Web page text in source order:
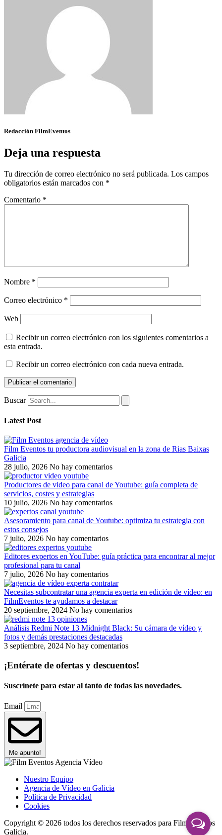
Redacción FilmEventos
Deja una respuesta
Tu dirección de correo electrónico no será publicada. Los campos
obligatorios están marcados con *
Comentario *
Nombre *
Correo electrónico *
Web
Recibir un correo electrónico con los siguientes comentarios a
esta entrada.
Recibir un correo electrónico con cada nueva entrada.
Buscar
Latest Post
Film Eventos tu productora audiovisual en la zona de Rias Baixas
Galicia
28 julio, 2026 No hay comentarios
Productores de video para canal de Youtube: guía completa de
servicios, costes y estrategias
10 julio, 2026 No hay comentarios
Asesoramiento para canal de Youtube: optimiza tu estrategia con
estos consejos
7 julio, 2026 No hay comentarios
Editores expertos en YouTube: guía práctica para encontrar al mejor
profesional para tu canal
7 julio, 2026 No hay comentarios
Necesitas subcontratar una agencia experta en edición de vídeo: en
FilmEventos te ayudamos a destacar
20 septiembre, 2024 No hay comentarios
Análisis Redmi Note 13 Midnight Black: Su cámara de vídeo y
fotos y demás prestaciones destacadas
3 septiembre, 2024 No hay comentarios
¡Entérate de ofertas y descuentos!
Suscrínete para estar al tanto de todas las novedades.
Email
Me apunto!
Nuestro Equipo
Agencia de Vídeo en Galicia
Política de Privacidad
Cookies
Copyright © 2026 todos los derechos reservados para Film Eventos
Galicia.